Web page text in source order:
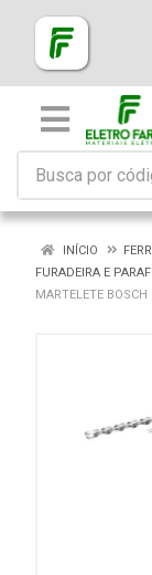
INÍCIO
FURADEIRA E
MARTELETE